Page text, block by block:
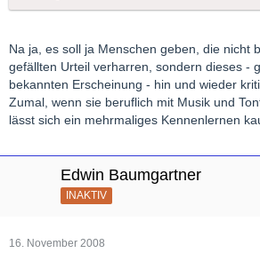
Na ja, es soll ja Menschen geben, die nicht
gefällten Urteil verharren, sondern dieses -
bekannten Erscheinung - hin und wieder
Zumal, wenn sie beruflich mit Musik und
lässt sich ein mehrmaliges Kennenlernen
Edwin Baumgartner
INAKTIV
16. November 2008